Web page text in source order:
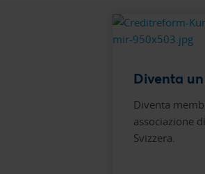
Diventa
Diventa
associazione
Svizzera.